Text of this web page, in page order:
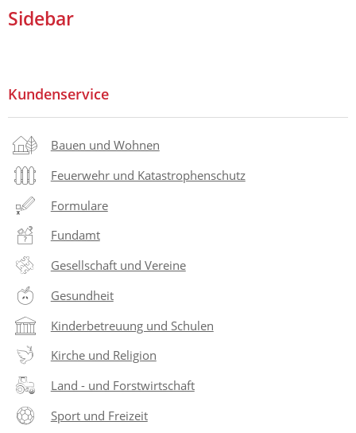
Sidebar
Kundenservice
Bauen und Wohnen
Feuerwehr und Katastrophenschutz
Formulare
Fundamt
Gesellschaft und Vereine
Gesundheit
Kinderbetreuung und Schulen
Kirche und Religion
Land - und Forstwirtschaft
Sport und Freizeit